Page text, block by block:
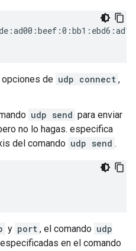
de udp connect ,
udp send para enviar
no lo hagas. especifica
del comando udp send .
y port , el comando udp
en el comando